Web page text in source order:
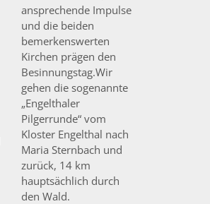
ansprechende Impulse
und die beiden
bemerkenswerten
Kirchen prägen den
Besinnungstag.Wir
gehen die sogenannte
„Engelthaler
Pilgerrunde“ vom
Kloster Engelthal nach
Maria Sternbach und
zurück, 14 km
hauptsächlich durch
den Wald.